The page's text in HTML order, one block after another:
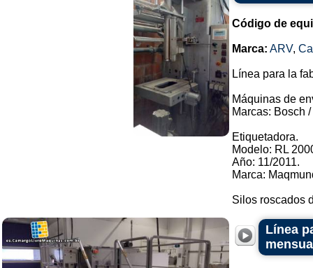
Código de
Marca: ARV,
Línea para la
Máquinas de
Marcas: Bosch
Etiquetadora.
Modelo: RL
Año: 11/2011.
Marca:
Silos roscados
Línea